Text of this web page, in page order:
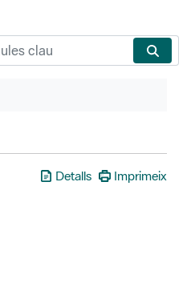
Detalls Imprimeix